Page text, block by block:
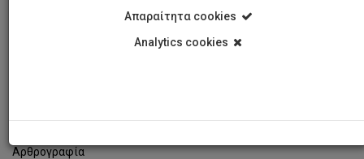
Αρθρογραφία
Απαραίτητα cookies
Analytics cookies